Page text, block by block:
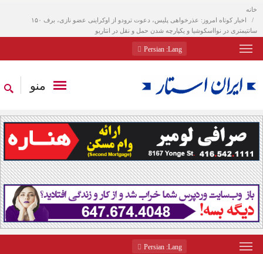
خانه
اخبار کوتاه امروز: عذرخواهی پلیس، دعوت ترودو از اوکراینی عضو نازی، برف ۱۵۰
سانتیمتری در نوااسکوشیا و یکپارچه شدن حمل و نقل در انتاریو
Lang
: Persian
منو
Lang
: Persian